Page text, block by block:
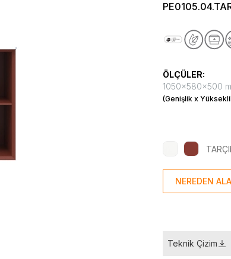
ÖLÇÜLER:
1050x580x500
(Genişlik x
NEREDEN
Teknik Çizim